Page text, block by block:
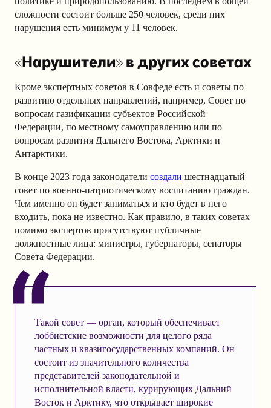
сложности состоит больше 250 человек, среди них
нарушения есть минимум у 11 человек.
«Нарушители» в других советах
Кроме экспертных советов в Совфеде есть и советы по
развитию отдельных направлений, например, Совет по
вопросам газификации субъектов Российской
Федерации, по местному самоуправлению или по
вопросам развития Дальнего Востока, Арктики и
Антарктики.
В конце 2023 года законодатели создали шестнадцатый
совет по военно-патриотическому воспитанию граждан.
Чем именно он будет заниматься и кто будет в него
входить, пока не известно. Как правило, в таких советах
помимо экспертов присутствуют публичные
должностные лица: министры, губернаторы, сенаторы
Совета Федерации.
Такой совет — орган, который обеспечивает
лоббистские возможности для целого ряда
частных и квазигосударственных компаний. Он
состоит из значительного количества
представителей законодательной и
исполнительной власти, курирующих Дальний
Восток и Арктику, что открывает широкие